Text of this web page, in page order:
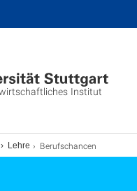
Institut
Lehre Berufschancen